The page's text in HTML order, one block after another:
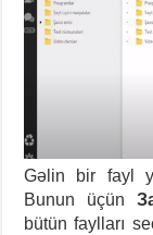
Gəlin bir fayl
Bunun üçün
bütün faylları